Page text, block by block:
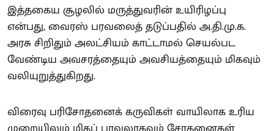
இத்தகைய சூழலில் மருத்துவரின் உயிரிழப்பு
என்பது, வைரஸ் பரவலைத் தடுப்பதில் அ.தி.மு.க.
அரசு சிறிதும் அலட்சியம் காட்டாமல் செயல்பட
வேண்டிய அவசரத்தையும் அவசியத்தையும் மிகவும்
வலியுறுத்துகிறது.
விரைவு பரிசோதனைக் கருவிகள் வாயிலாக உரிய